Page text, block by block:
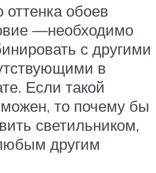
обоев
—необходимо
с другими
в
Если такой
то почему бы
светильником,
другим